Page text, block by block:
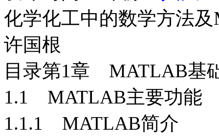
化学化工中的数学方法
许国根
目录第1章 MATLAB基
1.1 MATLAB主要功能
1.1.1 MATLAB简介